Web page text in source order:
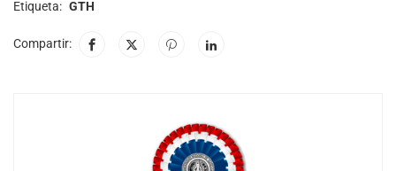
Etiqueta: GTH
Compartir: